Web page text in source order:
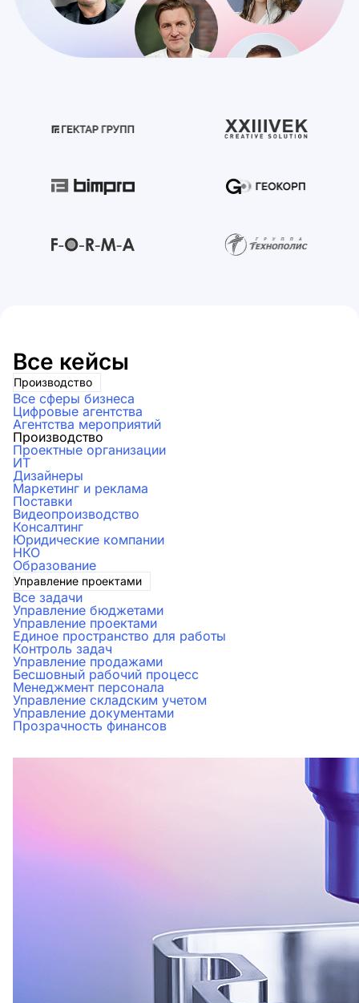
Все кейсы
Производство
Все сферы бизнеса
Цифровые агентства
Агентства мероприятий
Производство
Проектные организации
ИТ
Дизайнеры
Маркетинг и реклама
Поставки
Видеопроизводство
Консалтинг
Юридические компании
НКО
Образование
Управление проектами
Все задачи
Управление бюджетами
Управление проектами
Единое пространство для работы
Контроль задач
Управление продажами
Бесшовный рабочий процесс
Менеджмент персонала
Управление складским учетом
Управление документами
Прозрачность финансов